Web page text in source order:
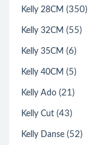
Kelly 28CM (350)
Kelly 32CM (55)
Kelly 35CM (6)
Kelly 40CM (5)
Kelly Ado (21)
Kelly Cut (43)
Kelly Danse (52)